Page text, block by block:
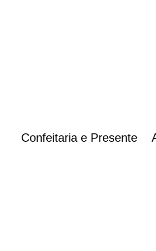
Confeitaria e Presente